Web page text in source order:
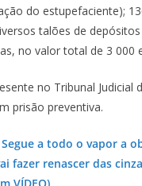
do estupefaciente);
talões de
no valor total de 3 000
no Tribunal Judicial
prisão preventiva.
Segue a todo o vapor a
fazer renascer das